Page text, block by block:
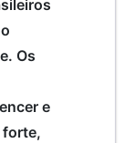
Os
e
forte,